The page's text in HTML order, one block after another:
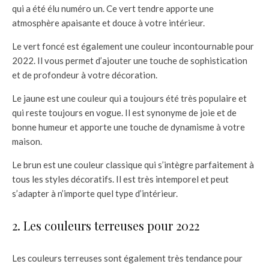
qui a été élu numéro un. Ce vert tendre apporte une
atmosphère apaisante et douce à votre intérieur.
Le vert foncé est également une couleur incontournable pour
2022. Il vous permet d’ajouter une touche de sophistication
et de profondeur à votre décoration.
Le jaune est une couleur qui a toujours été très populaire et
qui reste toujours en vogue. Il est synonyme de joie et de
bonne humeur et apporte une touche de dynamisme à votre
maison.
Le brun est une couleur classique qui s’intègre parfaitement à
tous les styles décoratifs. Il est très intemporel et peut
s’adapter à n’importe quel type d’intérieur.
2. Les couleurs terreuses pour 2022
Les couleurs terreuses sont également très tendance pour